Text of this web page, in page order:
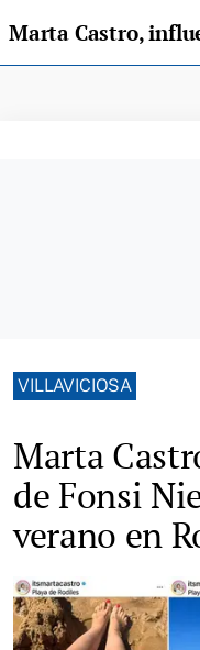
VILLAVICIOSA
Marta
de Fonsi
verano en